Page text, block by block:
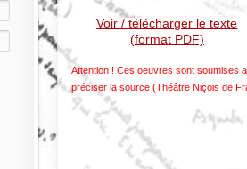
Voir / télécharger le texte
(format PDF)
Attention ! Ces oeuvres sont soumises
préciser la source (Théâtre Niçois de